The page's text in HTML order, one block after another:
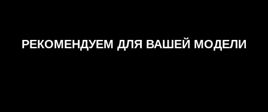
РЕКОМЕНДУЕМ ДЛЯ ВАШЕЙ МОДЕЛИ